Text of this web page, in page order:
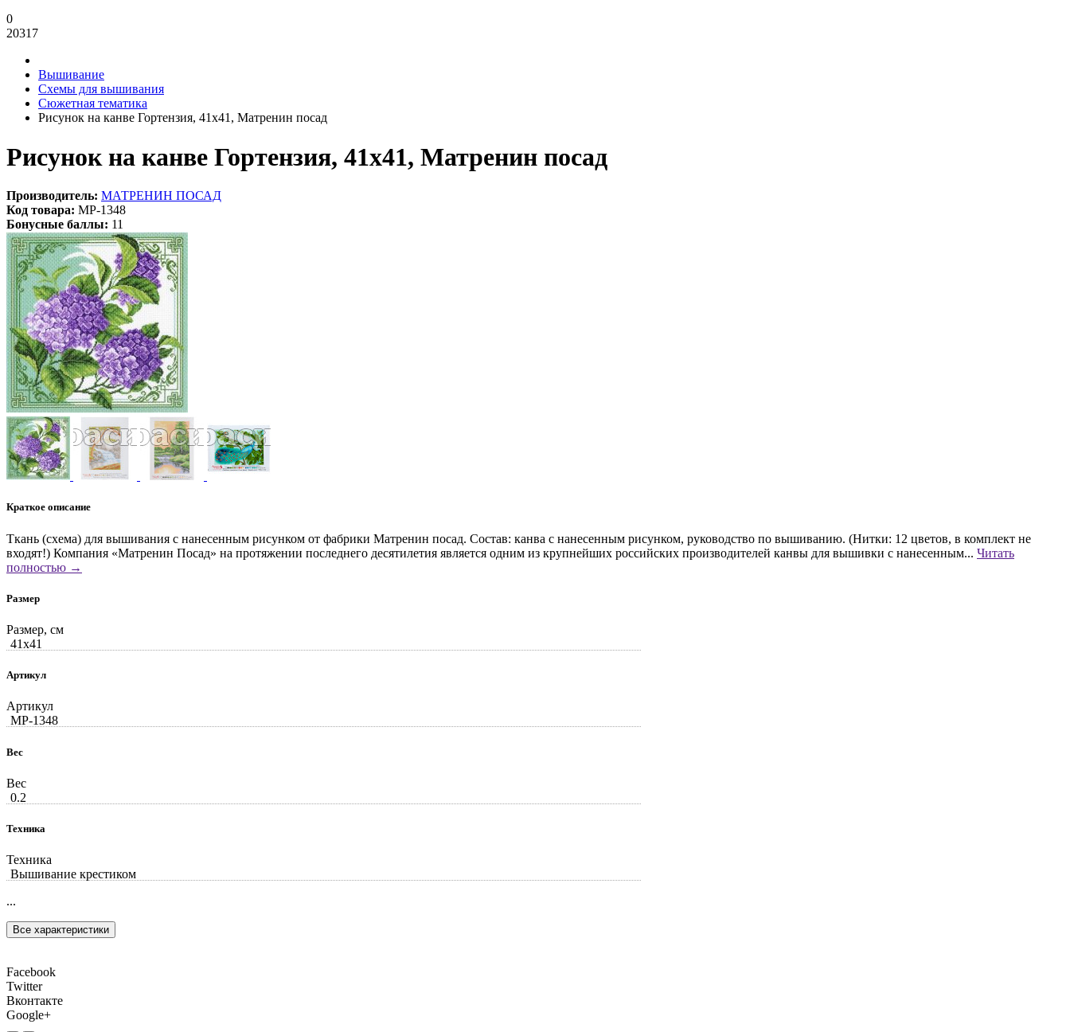
0
20317
Вышивание
Схемы для вышивания
Сюжетная тематика
Рисунок на канве Гортензия, 41x41, Матренин посад
Рисунок на канве Гортензия, 41x41, Матренин посад
Производитель: МАТРЕНИН ПОСАД
Код товара: MP-1348
Бонусные баллы: 11
Краткое описание
Ткань (схема) для вышивания с нанесенным рисунком от фабрики Матренин посад. Состав: канва с нанесенным рисунком, руководство по вышиванию. (Нитки: 12 цветов, в комплект не
входят!) Компания «Матренин Посад» на протяжении последнего десятилетия является одним из крупнейших российских производителей канвы для вышивки с нанесенным... Читать
полностью →
Размер
Размер, см
41x41
Артикул
Артикул
MP-1348
Вес
Вес
0.2
Техника
Техника
Вышивание крестиком
...
Все характеристики
Facebook
Twitter
Вконтакте
Google+